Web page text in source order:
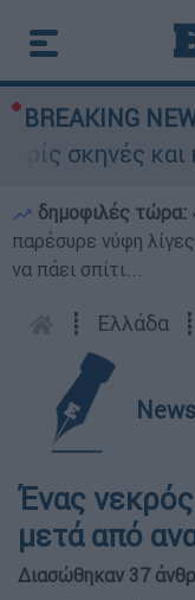
BREAKING
σκηνές και
δημοφιλές τώρα:
παρέσυρε νύφη
να πάει σπίτι...
┋ Ελλάδα
Ένας
μετά από
Διασώθηκαν 37